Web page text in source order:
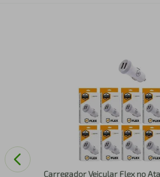
Carregador Veicular Flex no